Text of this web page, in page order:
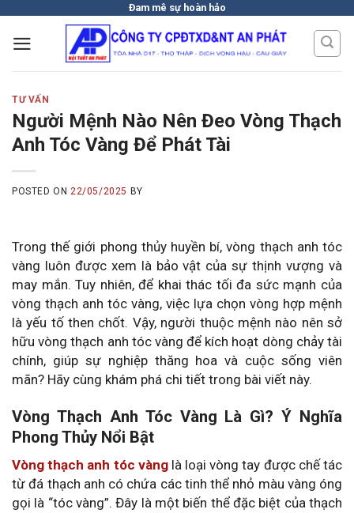
content
Đam mê sự hoàn hảo
TƯ VẤN
Người Mệnh Nào Nên Đeo Vòng Thạch
Anh Tóc Vàng Để Phát Tài
POSTED ON 22/05/2025 BY
Trong thế giới phong thủy huyền bí, vòng thạch anh tóc
vàng luôn được xem là bảo vật của sự thịnh vượng và
may mắn. Tuy nhiên, để khai thác tối đa sức mạnh của
vòng thạch anh tóc vàng, việc lựa chọn vòng hợp mệnh
là yếu tố then chốt. Vậy, người thuộc mệnh nào nên sở
hữu vòng thạch anh tóc vàng để kích hoạt dòng chảy tài
chính, giúp sự nghiệp thăng hoa và cuộc sống viên
mãn? Hãy cùng khám phá chi tiết trong bài viết này.
Vòng Thạch Anh Tóc Vàng Là Gì? Ý Nghĩa
Phong Thủy Nổi Bật
Vòng thạch anh tóc vànglà loại vòng tay được chế tác
từ đá thạch anh có chứa các tinh thể nhỏ màu vàng óng
gọi là “tóc vàng”. Đây là một biến thể đặc biệt của thạch